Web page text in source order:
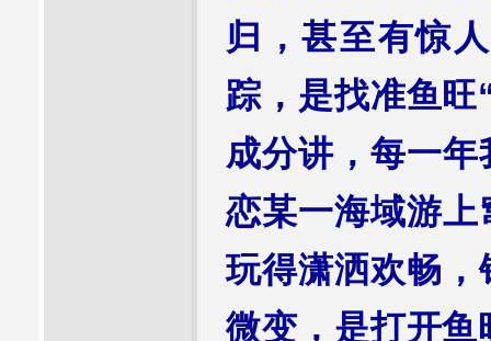
归，甚至有惊
踪，是找准鱼
成分讲，每一
恋某一海域游
玩得潇洒欢畅
微变，是打开鱼